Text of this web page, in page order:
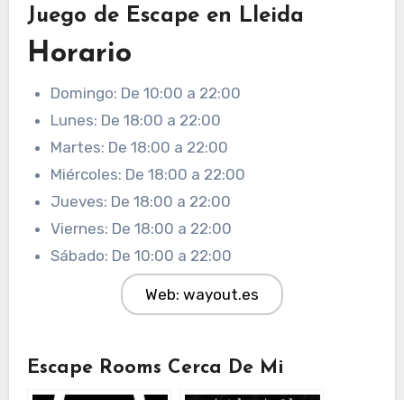
Juego de Escape en Lleida
Horario
Domingo: De 10:00 a 22:00
Lunes: De 18:00 a 22:00
Martes: De 18:00 a 22:00
Miércoles: De 18:00 a 22:00
Jueves: De 18:00 a 22:00
Viernes: De 18:00 a 22:00
Sábado: De 10:00 a 22:00
Web: wayout.es
Escape Rooms Cerca De Mi